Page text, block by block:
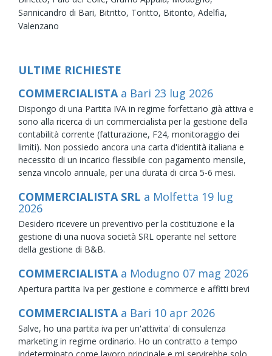
Sannicandro di Bari, Bitritto, Toritto, Bitonto, Adelfia,
Valenzano
ULTIME RICHIESTE
COMMERCIALISTA a Bari 23 lug 2026
Dispongo di una Partita IVA in regime forfettario già attiva e
sono alla ricerca di un commercialista per la gestione della
contabilità corrente (fatturazione, F24, monitoraggio dei
limiti). Non possiedo ancora una carta d'identità italiana e
necessito di un incarico flessibile con pagamento mensile,
senza vincolo annuale, per una durata di circa 5-6 mesi.
COMMERCIALISTA SRL a Molfetta 19 lug
2026
Desidero ricevere un preventivo per la costituzione e la
gestione di una nuova società SRL operante nel settore
della gestione di B&B.
COMMERCIALISTA a Modugno 07 mag 2026
Apertura partita Iva per gestione e commerce e affitti brevi
COMMERCIALISTA a Bari 10 apr 2026
Salve, ho una partita iva per un'attivita' di consulenza
marketing in regime ordinario. Ho un contratto a tempo
indeterminato come lavoro principale e mi servirebbe solo